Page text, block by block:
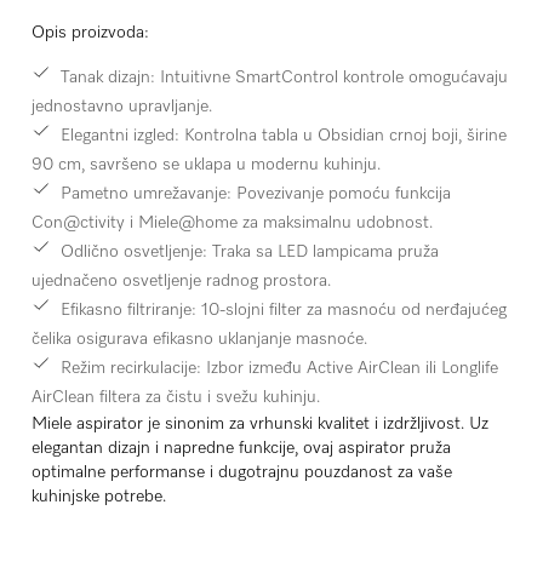
Opis proizvoda:
Tanak dizajn: Intuitivne SmartControl kontrole omogućavaju
jednostavno upravljanje.
Elegantni izgled: Kontrolna tabla u Obsidian crnoj boji, širine
90 cm, savršeno se uklapa u modernu kuhinju.
Pametno umrežavanje: Povezivanje pomoću funkcija
Con@ctivity i Miele@home za maksimalnu udobnost.
Odlično osvetljenje: Traka sa LED lampicama pruža
ujednačeno osvetljenje radnog prostora.
Efikasno filtriranje: 10-slojni filter za masnoću od nerđajućeg
čelika osigurava efikasno uklanjanje masnoće.
Režim recirkulacije: Izbor između Active AirClean ili Longlife
AirClean filtera za čistu i svežu kuhinju.
Miele aspirator je sinonim za vrhunski kvalitet i izdržljivost. Uz
elegantan dizajn i napredne funkcije, ovaj aspirator pruža
optimalne performanse i dugotrajnu pouzdanost za vaše
kuhinjske potrebe.